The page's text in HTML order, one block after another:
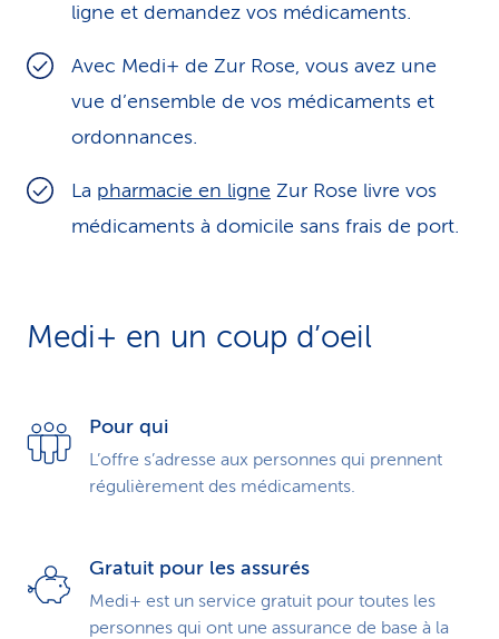
ligne et demandez vos médicaments.
Avec Medi+ de Zur Rose, vous avez une
vue d’ensemble de vos médicaments et
ordonnances.
La pharmacie en ligne Zur Rose livre vos
médicaments à domicile sans frais de port.
Medi+ en un coup d’oeil
Pour qui
L’offre s’adresse aux personnes qui prennent
régulièrement des médicaments.
Gratuit pour les assurés
Medi+ est un service gratuit pour toutes les
personnes qui ont une assurance de base à la